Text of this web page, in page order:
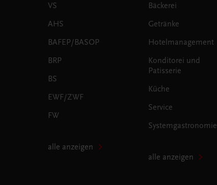
VS
AHS
BAFEP/BASOP
BRP
BS
EWF/ZWF
FW
alle anzeigen
Bäckerei
Getränke
Hotelmanagement
Konditorei und
Patisserie
Küche
Service
Systemgastronomie
alle anzeigen